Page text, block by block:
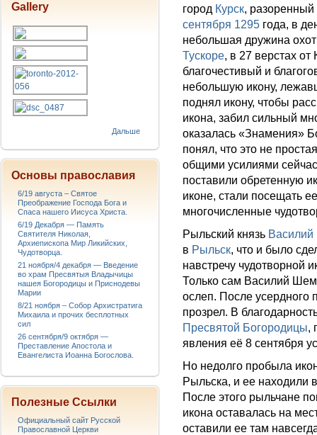
город Курск,
сентября 1295 года, в
небольшая дружина
Тускоре, в 27 верстах от
благочестивый и
небольшую икону,
поднял икону, чтобы
икона, забил сильный
оказалась «Знамения»
понял, что это не
общими усилиями
поставили обретенную
иконе, стали посещать
многочисленные
Рыльский князь
в Рыльск, что и было
навстречу чудотворной
Только сам Василий
ослеп. После усердного
прозрел. В
Пресвятой Богородицы,
явления её 8 сентября
Но недолго пробыла
Рыльска, и ее находили
После этого рыльчане
икона оставалась на
оставили ее там
Gallery
Дальше
Основы православия
6/19 августа – Святое
Преображение Господа Бога и
Спаса нашего Иисуса Христа.
6/19 Декабря — Память
Святителя Николая,
Архиепископа Мир Ликийских,
Чудотворца.
21 ноября/4 декабря — Введение
во храм Пресвятыя Владычицы
нашея Богородицы и Приснодевы
Марии
8/21 ноября – Собор Архистратига
Михаила и прочих бесплотных
сил
26 сентября/9 октября —
Преставление Апостола и
Евангелиста Иоанна Богослова.
Полезные Ссылки
Официальный сайт Русской
Православной Церкви